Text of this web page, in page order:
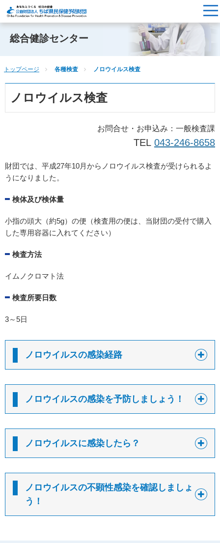
総合健診センター
トップページ 各種検査 ノロウイルス検査
ノロウイルス検査
お問合せ・お申込み：一般検査課
TEL 043-246-8658
財団では、平成27年10月からノロウイルス検査が受けられるよ
うになりました。
検体及び検体量
小指の頭大（約5g）の便（検査用の便は、当財団の受付で購入
した専用容器に入れてください）
検査方法
イムノクロマト法
検査所要日数
3～5日
ノロウイルスの感染経路
ノロウイルスの感染を予防しましょう！
ノロウイルスに感染したら？
ノロウイルスの不顕性感染を確認しましょ
う！